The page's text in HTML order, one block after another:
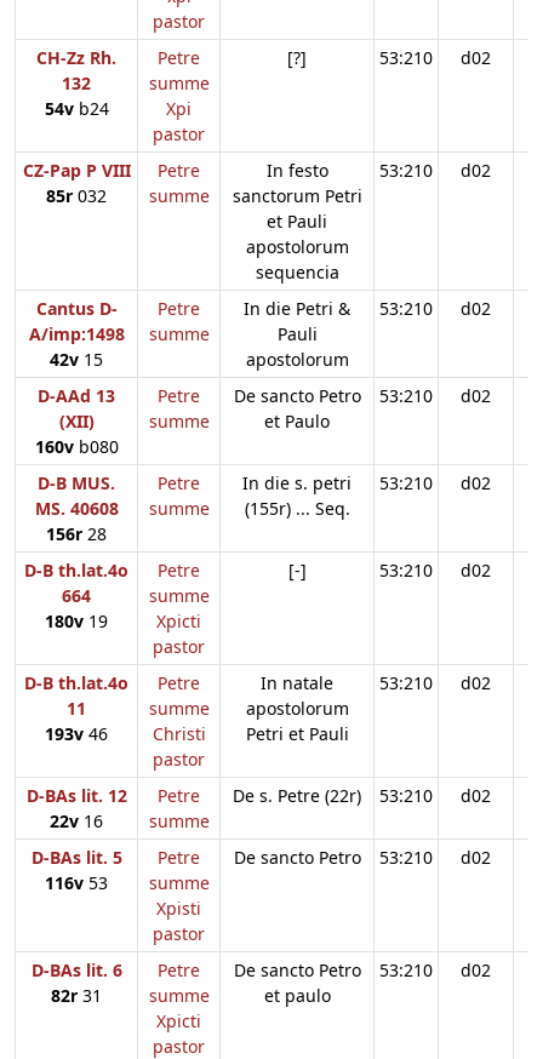
pastor
CH-Zz Rh.
132
54vb24
Petre
summe
Xpi
pastor
[?] 53:210 d02
CZ-Pap P VIII
85r 032
Petre
summe
In festo
sanctorum Petri
et Pauli
apostolorum
sequencia
53:210 d02
Cantus D-
A/imp:1498
42v 15
Petre
summe
In die Petri &
Pauli
apostolorum
53:210 d02
D-AAd 13
(XII)
160vb080
Petre
summe
De sancto Petro
et Paulo
53:210 d02
D-B MUS.
MS. 40608
156r 28
Petre
summe
In die s. petri
(155r) ... Seq.
53:210 d02
D-B th.lat.4o
664
180v 19
Petre
summe
Xpicti
pastor
[-] 53:210 d02
D-B th.lat.4o
11
193v 46
Petre
summe
Christi
pastor
In natale
apostolorum
Petri et Pauli
53:210 d02
D-BAs lit. 12
22v 16
Petre
summe
De s. Petre (22r) 53:210 d02
D-BAs lit. 5
116v 53
Petre
summe
Xpisti
pastor
De sancto Petro 53:210 d02
D-BAs lit. 6
82r 31
Petre
summe
Xpicti
pastor
De sancto Petro
et paulo
53:210 d02